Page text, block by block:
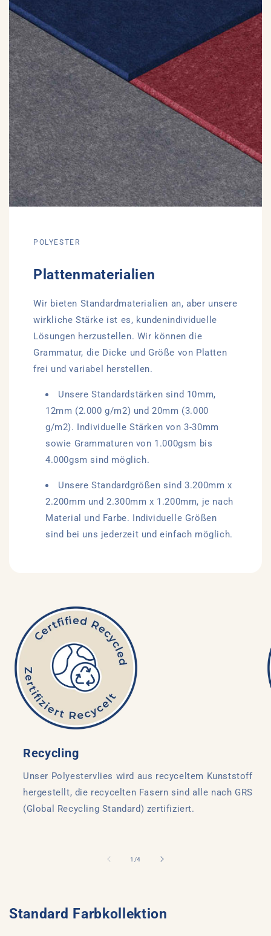
POLYESTER
Plattenmaterialien
Wir bieten Standardmaterialien an, aber unsere
wirkliche Stärke ist es, kundenindividuelle
Lösungen herzustellen. Wir können die
Grammatur, die Dicke und Größe von Platten
frei und variabel herstellen.
Unsere Standardstärken sind 10mm,
12mm (2.000 g/m2) und 20mm (3.000
g/m2). Individuelle Stärken von 3-30mm
sowie Grammaturen von 1.000gsm bis
4.000gsm sind möglich.
Unsere Standardgrößen sind 3.200mm x
2.200mm und 2.300mm x 1.200mm, je nach
Material und Farbe. Individuelle Größen
sind bei uns jederzeit und einfach möglich.
Recycling
Unser Polyestervlies wird aus recyceltem Kunststoff
hergestellt, die recycelten Fasern sind alle nach GRS
(Global Recycling Standard) zertifiziert.
1 /von
4
Standard Farbkollektion